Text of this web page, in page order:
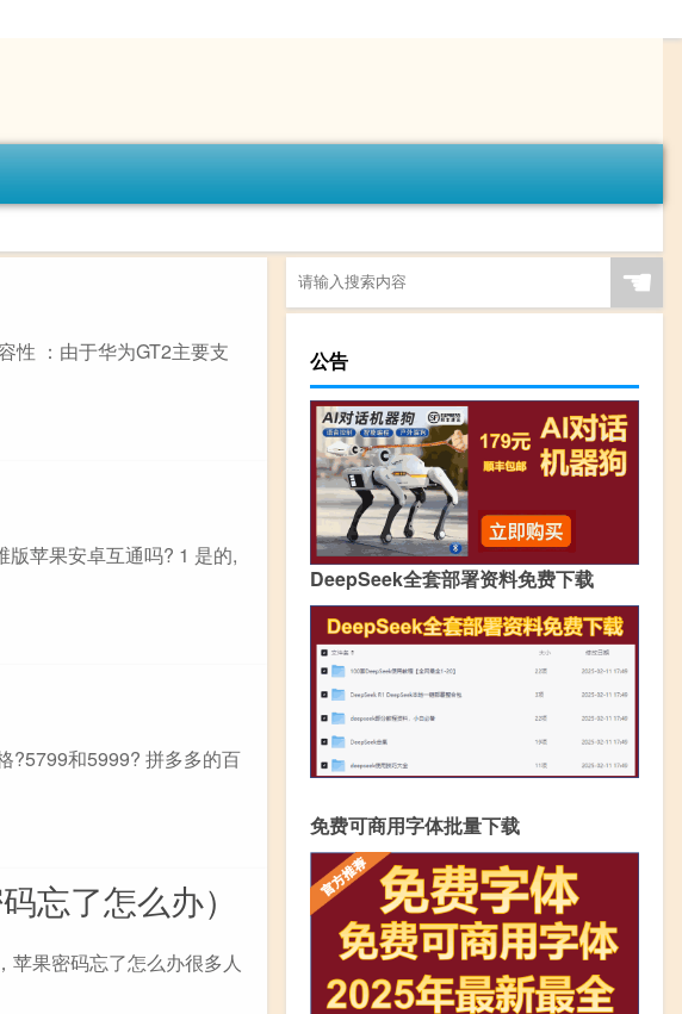
性 ：由于华为GT2主要支
版苹果安卓互通吗? 1 是的,
?5799和5999? 拼多多的百
忘了怎么办）
苹果密码忘了怎么办很多人
☚
公告
DeepSeek全套部署资料免费下载
免费可商用字体批量下载